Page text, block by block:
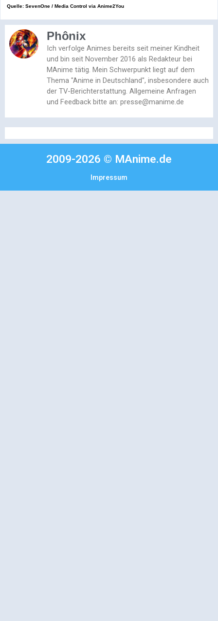
Quelle: SevenOne / Media Control via Anime2You
Phônix
Ich verfolge Animes bereits seit meiner Kindheit
und bin seit November 2016 als Redakteur bei
MAnime tätig. Mein Schwerpunkt liegt auf dem
Thema "Anime in Deutschland", insbesondere auch
der TV-Berichterstattung. Allgemeine Anfragen
und Feedback bitte an: presse@manime.de
2009-2026 © MAnime.de
Impressum